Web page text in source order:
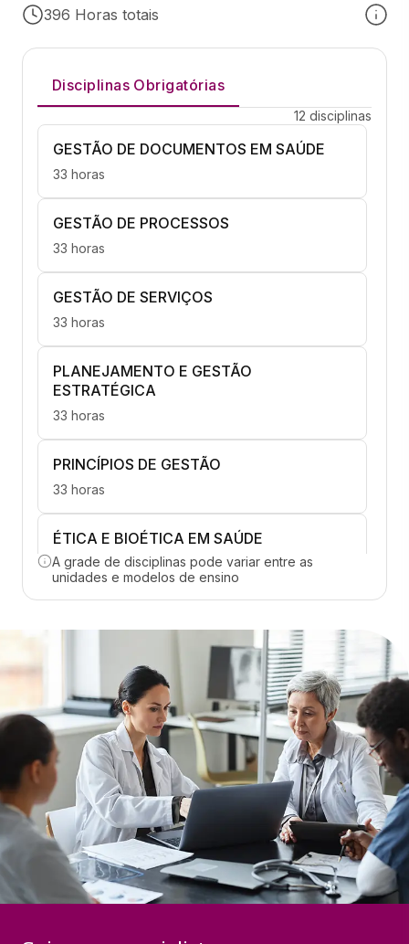
396 Horas totais
Disciplinas Obrigatórias
12 disciplinas
GESTÃO DE DOCUMENTOS EM SAÚDE
33 horas
GESTÃO DE PROCESSOS
33 horas
GESTÃO DE SERVIÇOS
33 horas
PLANEJAMENTO E GESTÃO
ESTRATÉGICA
33 horas
PRINCÍPIOS DE GESTÃO
33 horas
ÉTICA E BIOÉTICA EM SAÚDE
33 horas
FUNDAMENTOS E FERRAMENTAS DA
QUALIDADE
33 horas
GESTÃO DE DESEMPENHO
33 horas
POLÍTICAS E ESTRATÉGIAS EM SAÚDE
33 horas
A grade de disciplinas pode variar entre as
unidades e modelos de ensino